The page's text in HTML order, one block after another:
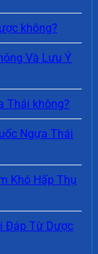
không?
Và Lưu Ý
Thái không?
Ngựa Thái
Khó Hấp Thụ
Đáp Từ Dược